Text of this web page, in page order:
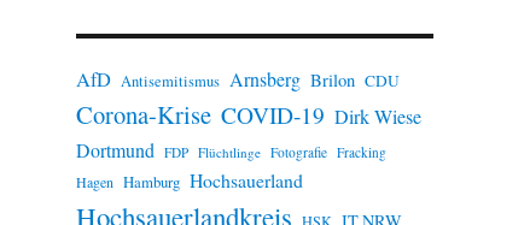
w
AfD Antisemitismus Arnsberg Brilon CDU
Corona-Krise COVID-19 Dirk Wiese
Dortmund FDP Flüchtlinge Fotografie Fracking
Hagen Hamburg Hochsauerland
Hochsauerlandkreis HSK IT.NRW